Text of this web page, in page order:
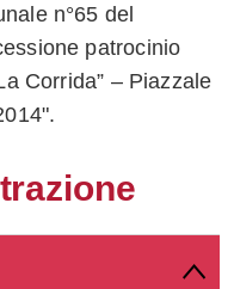
n°65 del
patrocinio
Corrida” – Piazzale